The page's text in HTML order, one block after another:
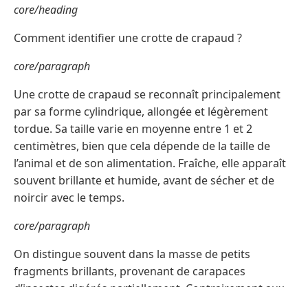
core/heading
Comment identifier une crotte de crapaud ?
core/paragraph
Une crotte de crapaud se reconnaît principalement
par sa forme cylindrique, allongée et légèrement
tordue. Sa taille varie en moyenne entre 1 et 2
centimètres, bien que cela dépende de la taille de
l’animal et de son alimentation. Fraîche, elle apparaît
souvent brillante et humide, avant de sécher et de
noircir avec le temps.
core/paragraph
On distingue souvent dans la masse de petits
fragments brillants, provenant de carapaces